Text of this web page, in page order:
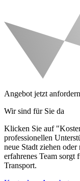
Angebot jetzt anfordern
Wir sind für Sie da
Klicken Sie auf
professionellen
neue Stadt ziehen
erfahrenes Team sorgt
Transport.